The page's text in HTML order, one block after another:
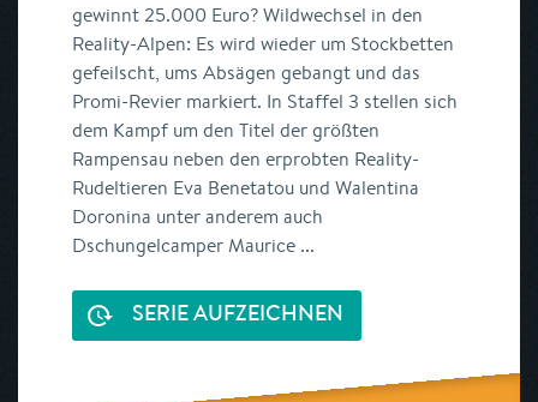
gewinnt 25.000 Euro? Wildwechsel in den
Reality-Alpen: Es wird wieder um Stockbetten
gefeilscht, ums Absägen gebangt und das
Promi-Revier markiert. In Staffel 3 stellen sich
dem Kampf um den Titel der größten
Rampensau neben den erprobten Reality-
Rudeltieren Eva Benetatou und Walentina
Doronina unter anderem auch
Dschungelcamper Maurice ...
SERIE AUFZEICHNEN